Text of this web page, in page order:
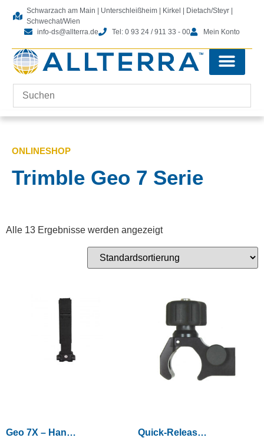
Schwarzach am Main | Unterschleißheim | Kirkel | Dietach/Steyr |
Schwechat/Wien
info-ds@allterra.de
Tel: 0 93 24 / 911 33 - 00 Mein Konto
ONLINESHOP
Trimble Geo 7 Serie
Alle 13 Ergebnisse werden angezeigt
Geo 7X – Handgurt Quick-Release-Stabklemme Einfach (ohne Libelle und Kompass)